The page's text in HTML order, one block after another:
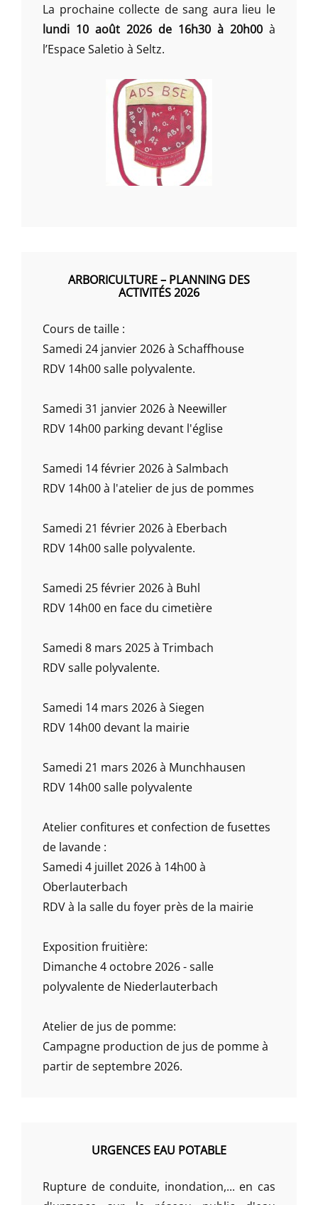
La prochaine collecte de sang aura lieu le
lundi 10 août 2026 de 16h30 à 20h00 à
l’Espace Saletio à Seltz.
ARBORICULTURE – PLANNING DES
ACTIVITÉS 2026
Cours de taille :
Samedi 24 janvier 2026 à Schaffhouse
RDV 14h00 salle polyvalente.
Samedi 31 janvier 2026 à Neewiller
RDV 14h00 parking devant l'église
Samedi 14 février 2026 à Salmbach
RDV 14h00 à l'atelier de jus de pommes
Samedi 21 février 2026 à Eberbach
RDV 14h00 salle polyvalente.
Samedi 25 février 2026 à Buhl
RDV 14h00 en face du cimetière
Samedi 8 mars 2025 à Trimbach
RDV salle polyvalente.
Samedi 14 mars 2026 à Siegen
RDV 14h00 devant la mairie
Samedi 21 mars 2026 à Munchhausen
RDV 14h00 salle polyvalente
Atelier confitures et confection de fusettes
de lavande :
Samedi 4 juillet 2026 à 14h00 à
Oberlauterbach
RDV à la salle du foyer près de la mairie
Exposition fruitière:
Dimanche 4 octobre 2026 - salle
polyvalente de Niederlauterbach
Atelier de jus de pomme:
Campagne production de jus de pomme à
partir de septembre 2026.
URGENCES EAU POTABLE
Rupture de conduite, inondation,... en cas